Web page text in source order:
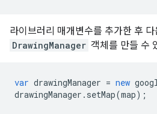
라이브러리 매개변수를 추가한 후 다
DrawingManager 객체를 만들 수
var drawingManager = new
drawingManager . setMap(map);